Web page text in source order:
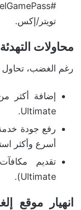
تويتر/إكس.
محاولات
رغم الغضب، تحاول
Ultimate.
أسرع وأكثر
Ultimate).